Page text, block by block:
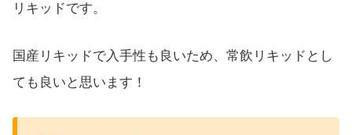
リキッドです。
国産リキッドで入手性も良いため、常飲リキッドとし
ても良いと思います！